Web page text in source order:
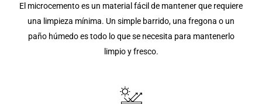
El microcemento es un material fácil de mantener que requiere
una limpieza mínima. Un simple barrido, una fregona o un
paño húmedo es todo lo que se necesita para mantenerlo
limpio y fresco.